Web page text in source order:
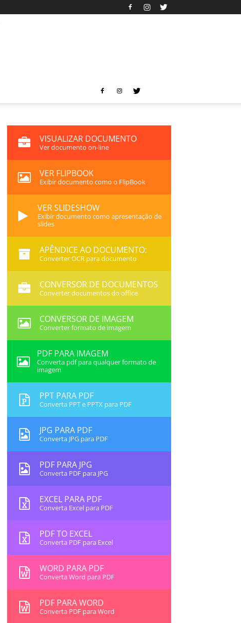
VISUALIZAR DOCUMENTO
Ver documento on-line
VER FLIPBOOK
Exibir documento como o FlipBook
VER SLIDESHOW
Exibir documento como apresentação de
slides
APÊNDICE AO DOCUMENTO:
Converter OCR para documento
CONVERSOR DE DOCUMENTOS
Converter documentos do office
CONVERSOR DE IMAGEM
Converter formato de imagem
PDF PARA IMAGEM
Converta pdf para qualquer formato de
imagem
PPT PARA PDF
Converta PPT e PPTX para PDF
JPG PARA PDF
Converta JPG para PDF
PDF PARA JPG
Converta PDF para JPG
EXCEL PARA PDF
Converta Excel para PDF
PDF TO EXCEL
Converta PDF para Excel
WORD PARA PDF
Converta Word para PDF
PDF PARA WORD
Converta PDF para Word